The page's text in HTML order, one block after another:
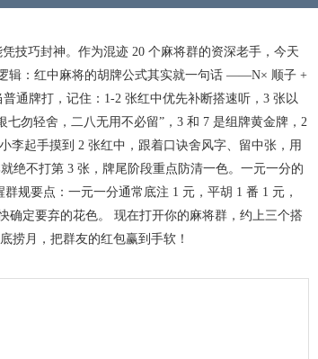
技巧封神。作为混迹 20 个麻将群的资深老手，今天
辑：红中麻将的胡牌公式其实就一句话 ——N× 顺子 +
通牌打，记住：1-2 张红中优先补断搭速听，3 张以
勿轻舍，二八无用不必留”，3 和 7 是组牌黄金牌，2
李起手摸到 2 张红中，跟着口诀舍风字、留中张，用
绝不打第 3 张，牌尾阶段重点防清一色。一元一分的
规要点：一元一分通常底注 1 元，平胡 1 番 1 元，
确定要弃的花色。 现在打开你的麻将群，约上三个搭
捞月，把群友的红包赢到手软！